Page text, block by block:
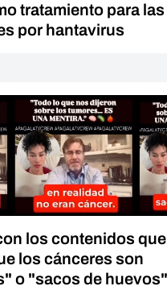
tratamiento para las
por hantavirus
los contenidos que
los cánceres son
o "sacos de